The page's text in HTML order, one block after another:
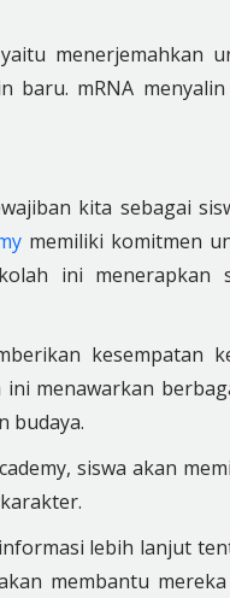
menerjemahkan
baru. mRNA
kita sebagai
memiliki komitmen
ini
ini menawarkan
budaya.
siswa akan
lebih lanjut
membantu